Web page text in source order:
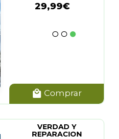
29,99€
Comprar
VERDAD Y
REPARACION